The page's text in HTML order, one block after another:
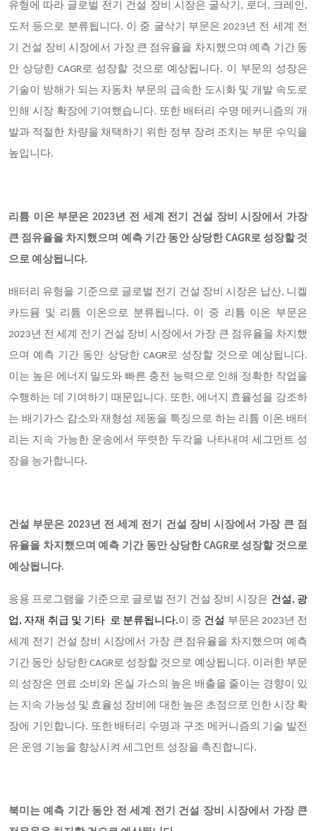
유형에 따라 글로벌 전기 건설 장비 시장은 굴삭기 , 로더, 크레인,
도저 등으로 분류됩니다. 이 중 굴삭기 부문은 2023년 전 세계 전
기 건설 장비 시장에서 가장 큰 점유율을 차지했으며 예측 기간 동
안 상당한 CAGR로 성장할 것으로 예상됩니다. 이 부문의 성장은
기술이 방해가 되는 자동차 부문의 급속한 도시화 및 개발 속도로
인해 시장 확장에 기여했습니다. 또한 배터리 수명 메커니즘의 개
발과 적절한 차량을 채택하기 위한 정부 장려 조치는 부문 수익을
높입니다.
리튬 이온 부문은 2023년 전 세계 전기 건설 장비 시장에서 가장
큰 점유율을 차지했으며 예측 기간 동안 상당한 CAGR로 성장할 것
으로 예상됩니다.
배터리 유형을 기준으로 글로벌 전기 건설 장비 시장은 납산, 니켈
카드뮴 및 리튬 이온으로 분류됩니다. 이 중 리튬 이온 부문은
2023년 전 세계 전기 건설 장비 시장에서 가장 큰 점유율을 차지했
으며 예측 기간 동안 상당한 CAGR로 성장할 것으로 예상됩니다.
이는 높은 에너지 밀도와 빠른 충전 능력으로 인해 정확한 작업을
수행하는 데 기여하기 때문입니다. 또한, 에너지 효율성을 강조하
는 배기가스 감소와 재형성 제동을 특징으로 하는 리튬 이온 배터
리는 지속 가능한 운송에서 뚜렷한 두각을 나타내며 세그먼트 성
장을 능가합니다.
건설 부문은 2023년 전 세계 전기 건설 장비 시장에서 가장 큰 점
유율을 차지했으며 예측 기간 동안 상당한 CAGR로 성장할 것으로
예상됩니다.
응용 프로그램을 기준으로 글로벌 전기 건설 장비 시장은 건설 , 광
업, 자재 취급 및 기타 로 분류됩니다.이 중 건설 부문은 2023년 전
세계 전기 건설 장비 시장에서 가장 큰 점유율을 차지했으며 예측
기간 동안 상당한 CAGR로 성장할 것으로 예상됩니다. 이러한 부문
의 성장은 연료 소비와 온실 가스의 높은 배출을 줄이는 경향이 있
는 지속 가능성 및 효율성 장비에 대한 높은 초점으로 인한 시장 확
장에 기인합니다. 또한 배터리 수명과 구조 메커니즘의 기술 발전
은 운영 기능을 향상시켜 세그먼트 성장을 촉진합니다.
북미는 예측 기간 동안 전 세계 전기 건설 장비 시장에서 가장 큰